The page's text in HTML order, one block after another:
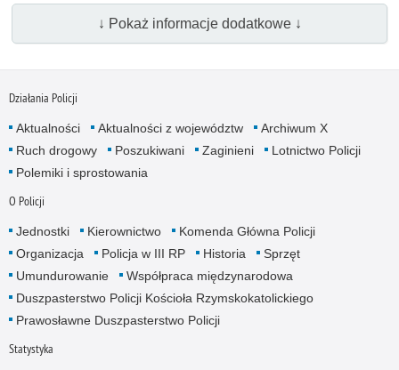
↓ Pokaż informacje dodatkowe ↓
Działania Policji
Aktualności Aktualności z województw
Archiwum X
Ruch drogowy
Poszukiwani Zaginieni
Lotnictwo Policji
Polemiki i sprostowania
O Policji
Jednostki Kierownictwo
Komenda Główna Policji
Organizacja
Policja w III RP Historia
Sprzęt
Umundurowanie
Współpraca międzynarodowa
Duszpasterstwo Policji Kościoła Rzymskokatolickiego
Prawosławne Duszpasterstwo Policji
Statystyka